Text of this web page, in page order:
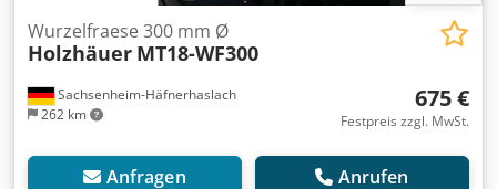
Sachsenheim-Häfnerhaslach
262 km
Wurzelfraese 300 mm Ø
Holzhäuer MT18-WF300
675 €
Festpreis zzgl. MwSt.
Anfragen Anrufen